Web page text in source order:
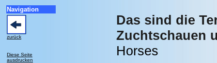
Navigation
zurück
Diese Seite
ausdrucken
Das sind die
Zuchtschauen
Horses